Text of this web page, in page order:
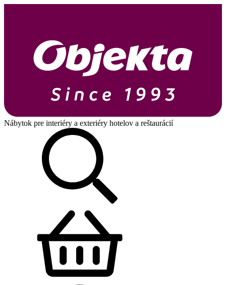
Nábytok pre interiéry a exteriéry hotelov a reštaurácií